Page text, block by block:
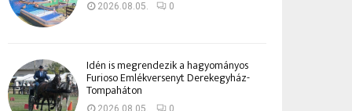
2026.08.05. 0
Idén is megrendezik a hagyományos
Furioso Emlékversenyt Derekegyház-
Tompaháton